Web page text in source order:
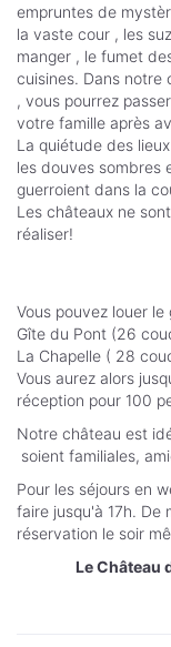
empruntes de
la vaste cour , les
manger , le fumet
cuisines. Dans notre
, vous pourrez
votre famille après
La quiétude des
les douves sombres
guerroient dans la
Les châteaux ne
réaliser!
Vous pouvez louer
Gîte du Pont (26
La Chapelle ( 28
Vous aurez alors
réception pour 100
Notre château est
soient familiales,
Pour les séjours en
faire jusqu'à 17h. De
réservation le soir
Le Château